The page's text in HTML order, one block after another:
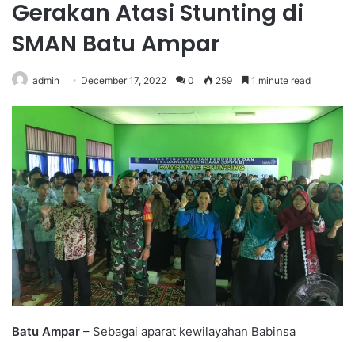
Gerakan Atasi Stunting di
SMAN Batu Ampar
admin December 17, 2022 0 259 1 minute read
Batu Ampar – Sebagai aparat kewilayahan Babinsa